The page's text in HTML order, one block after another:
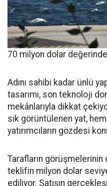
70 milyon dolar
Adını sahibi kadar ünlü
tasarımı, son teknoloji
mekânlarıyla dikkat
sık görüntülenen yat,
yatırımcıların gözdesi
Tarafların
teklifin milyon dolar
ediliyor. Satışın